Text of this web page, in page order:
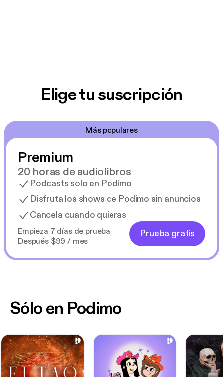
Elige tu suscripción
Más populares
Premium
20 horas de audiolibros
Podcasts solo en Podimo
Disfruta los shows de Podimo sin anuncios
Cancela cuando quieras
Empieza 7 días de prueba
Después $99 / mes
Prueba gratis
Sólo en Podimo